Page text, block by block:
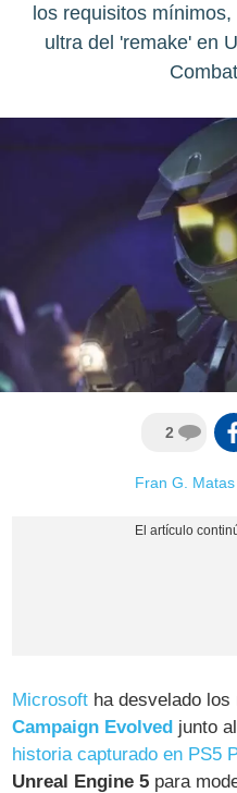
los requisitos
ultra del 'remake' en
2
Fran G. Matas
Microsoft ha desvelado
Campaign Evolved junto
historia capturado en PS5
Unreal Engine 5 para